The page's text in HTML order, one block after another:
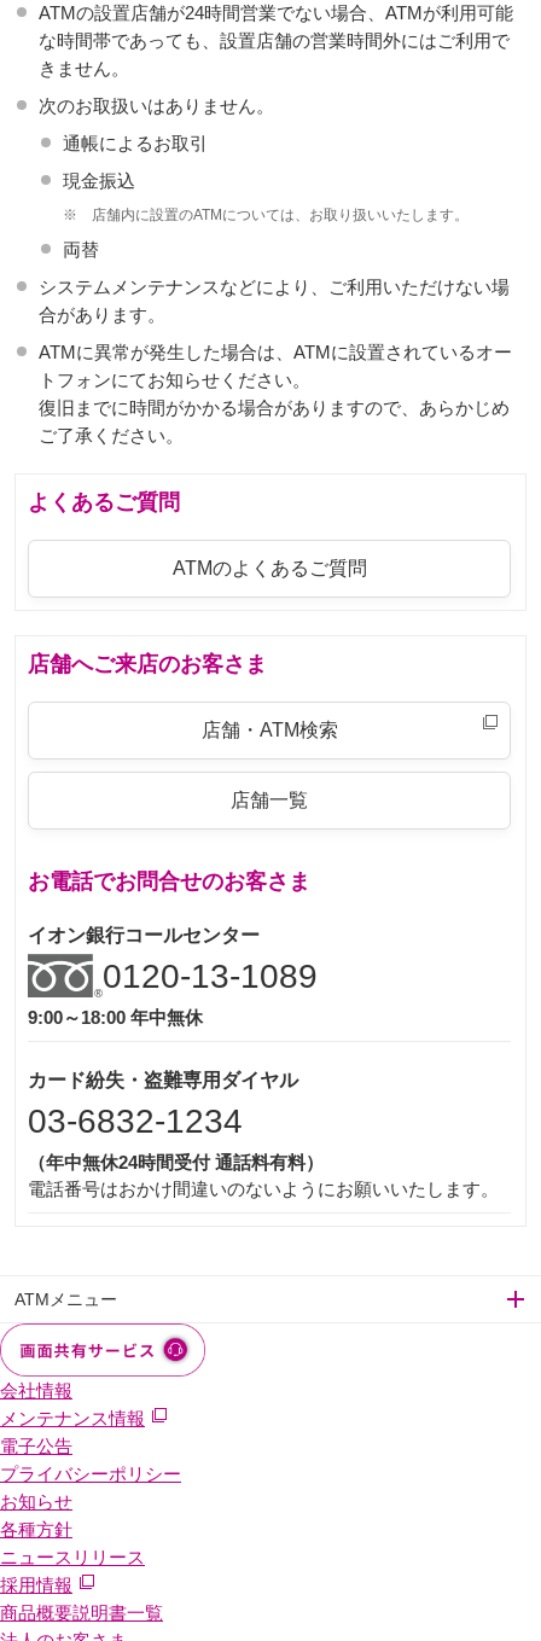
ATMの設置店舗が24時間営業でない場合、ATMが利用可能
な時間帯であっても、設置店舗の営業時間外にはご利用で
きません。
次のお取扱いはありません。
通帳によるお取引
現金振込
※ 店舗内に設置のATMについては、お取り扱いいたします。
両替
システムメンテナンスなどにより、ご利用いただけない場
合があります。
ATMに異常が発生した場合は、ATMに設置されているオー
トフォンにてお知らせください。
復旧までに時間がかかる場合がありますので、あらかじめ
ご了承ください。
よくあるご質問
ATMのよくあるご質問
店舗へご来店のお客さま
店舗・ATM検索
店舗一覧
お電話でお問合せのお客さま
イオン銀行コールセンター
0120-13-1089
9:00～18:00 年中無休
カード紛失・盗難専用ダイヤル
03-6832-1234
（年中無休24時間受付 通話料有料）
電話番号はおかけ間違いのないようにお願いいたします。
ATMメニュー
会社情報
メンテナンス情報
電子公告
プライバシーポリシー
お知らせ
各種方針
ニュースリリース
採用情報
商品概要説明書一覧